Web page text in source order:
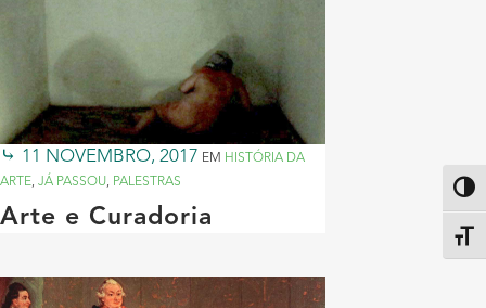
11 NOVEMBRO, 2017 EM HISTÓRIA DA
ARTE, JÁ PASSOU, PALESTRAS
Arte e Curadoria